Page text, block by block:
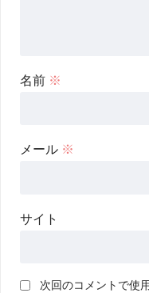
名前 ※
メール ※
サイト
次回のコメントで使